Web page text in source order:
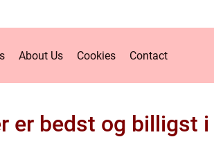
About Us Cookies Contact
er bedst og billigst